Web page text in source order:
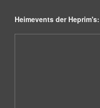
Heimevents der Heprim's: